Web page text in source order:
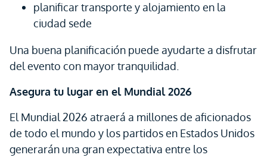
planificar transporte y alojamiento en la
ciudad sede
Una buena planificación puede ayudarte a disfrutar
del evento con mayor tranquilidad.
Asegura tu lugar en el Mundial 2026
El Mundial 2026 atraerá a millones de aficionados
de todo el mundo y los partidos en Estados Unidos
generarán una gran expectativa entre los